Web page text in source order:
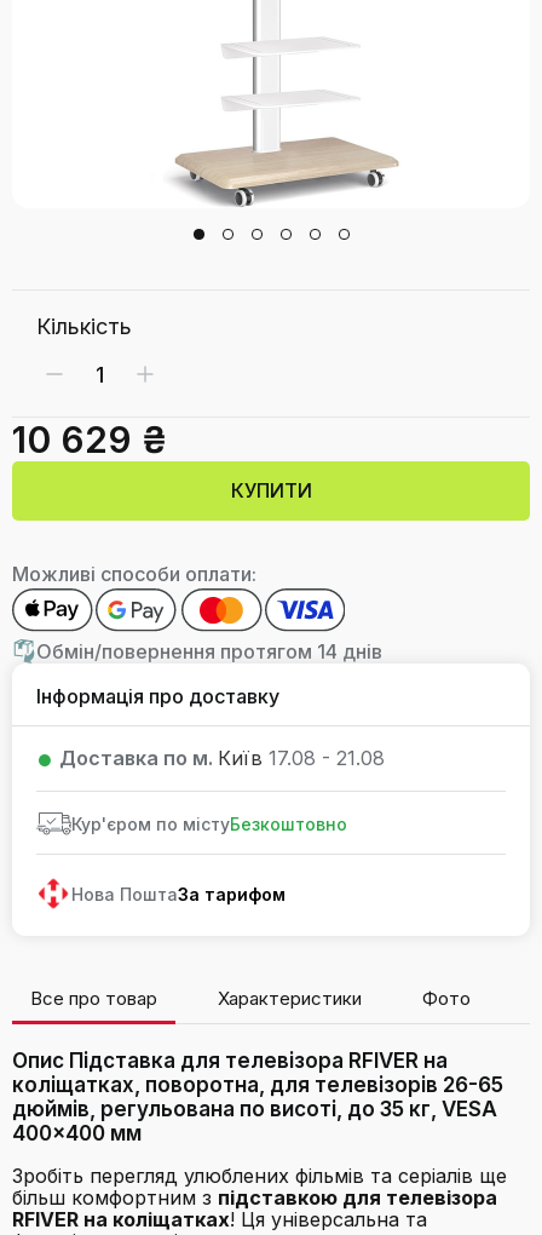
Кількість
10 629 ₴
КУПИТИ
Можливі способи оплати:
Обмін/повернення протягом 14 днів
Інформація про доставку
Доставка по м. Київ 17.08 - 21.08
Кур'єром по містуБезкоштовно
Нова ПоштаЗа тарифом
Все про товар Характеристики Фото
Опис Підставка для телевізора RFIVER на
коліщатках, поворотна, для телевізорів 26-65
дюймів, регульована по висоті, до 35 кг, VESA
400x400 мм
Зробіть перегляд улюблених фільмів та серіалів ще
більш комфортним з підставкою для телевізора
RFIVER на коліщатках! Ця універсальна та